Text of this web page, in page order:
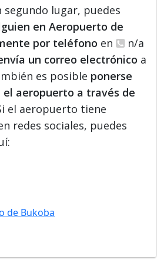
segundo lugar, puedes
en Aeropuerto de
por teléfono en
n/a
un correo electrónico a
es posible ponerse
aeropuerto a través de
el aeropuerto tiene
redes sociales, puedes
de Bukoba